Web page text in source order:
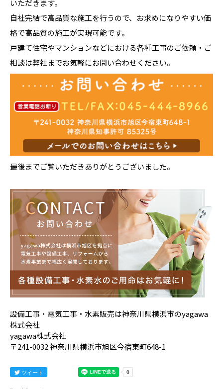
いただきます。
自社完結で高品質な施工を行うので、お求めになりやすい価
格で高品質の施工が実現可能です。
戸建て住宅やマンションなどにおける各種工事のご依頼・ご
相談は弊社までお気軽にお問い合わせください。
最後までご覧いただきありがとうございました。
設備工事・電気工事・水素販売は神奈川県横浜市のyagawa
株式会社
yagawa株式会社
〒241-0032 神奈川県横浜市旭区今宿東町648-1
ツイート